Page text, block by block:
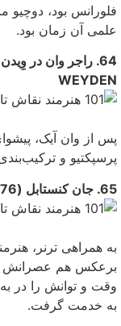
فلورانس بود، دوچیو
علمی‌ آن زمان بود.
WEYDEN
پس از وان آیک،
پرسپکتیو و
65. جان کنستابل (1776-1837) JOHN CONSTABLE
به همراهی ترنر،
برعکس هم عصرانش
وقت و توانش را در
به خدمت گرفت.